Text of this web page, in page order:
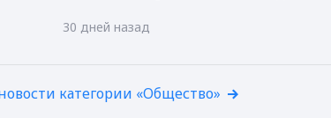
30 дней назад
категории «Общество»